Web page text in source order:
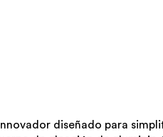
ventadiseñado para